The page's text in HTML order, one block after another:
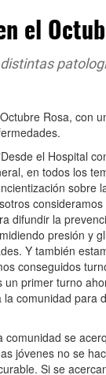
el
Rosa, con
el Hospital
en todos los
sobre
difundir la
presión y
Y también
conseguidos
primer turno
comunidad para
se
jóvenes no se
Si se